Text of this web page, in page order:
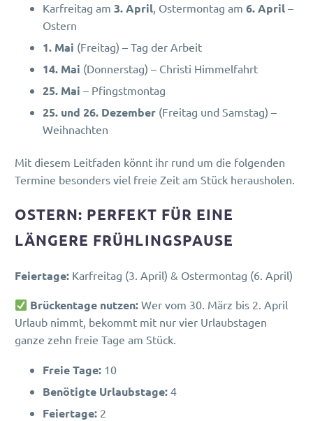
Karfreitag am 3. April, Ostermontag am 6. April –
Ostern
1. Mai (Freitag) – Tag der Arbeit
14. Mai (Donnerstag) – Christi Himmelfahrt
25. Mai – Pfingstmontag
25. und 26. Dezember (Freitag und Samstag) –
Weihnachten
Mit diesem Leitfaden könnt ihr rund um die folgenden
Termine besonders viel freie Zeit am Stück herausholen.
OSTERN: PERFEKT FÜR EINE
LÄNGERE FRÜHLINGSPAUSE
Feiertage: Karfreitag (3. April) & Ostermontag (6. April)
Brückentage nutzen: Wer vom 30. März bis 2. April
Urlaub nimmt, bekommt mit nur vier Urlaubstagen
ganze zehn freie Tage am Stück.
Freie Tage: 10
Benötigte Urlaubstage: 4
Feiertage: 2